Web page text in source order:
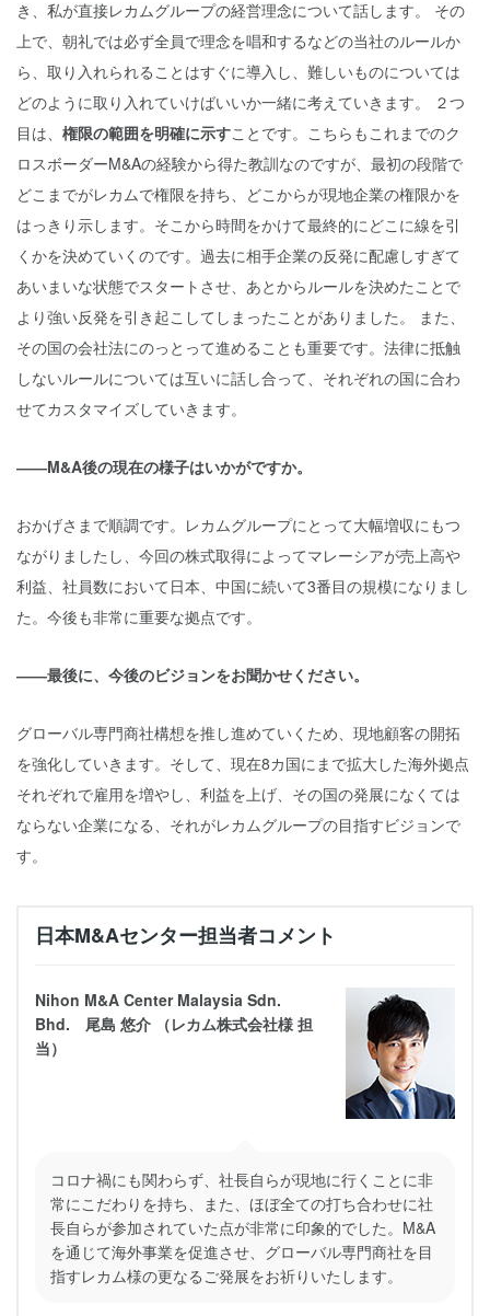
き、私が直接レカムグループの経営理念について話します。 その
上で、朝礼では必ず全員で理念を唱和するなどの当社のルールか
ら、取り入れられることはすぐに導入し、難しいものについては
どのように取り入れていけばいいか一緒に考えていきます。 ２つ
目は、 権限の範囲を明確に示すことです。こちらもこれまでのク
ロスボーダーM&Aの経験から得た教訓なのですが、最初の段階で
どこまでがレカムで権限を持ち、どこからが現地企業の権限かを
はっきり示します。そこから時間をかけて最終的にどこに線を引
くかを決めていくのです。過去に相手企業の反発に配慮しすぎて
あいまいな状態でスタートさせ、あとからルールを決めたことで
より強い反発を引き起こしてしまったことがありました。 また、
その国の会社法にのっとって進めることも重要です。法律に抵触
しないルールについては互いに話し合って、それぞれの国に合わ
せてカスタマイズしていきます。
――M&A後の現在の様子はいかがですか。
おかげさまで順調です。レカムグループにとって大幅増収にもつ
ながりましたし、今回の株式取得によってマレーシアが売上高や
利益、社員数において日本、中国に続いて3番目の規模になりまし
た。今後も非常に重要な拠点です。
――最後に、今後のビジョンをお聞かせください。
グローバル専門商社構想を推し進めていくため、現地顧客の開拓
を強化していきます。そして、現在8カ国にまで拡大した海外拠点
それぞれで雇用を増やし、利益を上げ、その国の発展になくては
ならない企業になる、それがレカムグループの目指すビジョンで
す。
日本M&Aセンター担当者コメント
Nihon M&A Center Malaysia Sdn.
Bhd. 尾島 悠介 （レカム株式会社様 担
当）
コロナ禍にも関わらず、社長自らが現地に行くことに非
常にこだわりを持ち、また、ほぼ全ての打ち合わせに社
長自らが参加されていた点が非常に印象的でした。M&A
を通じて海外事業を促進させ、グローバル専門商社を目
指すレカム様の更なるご発展をお祈りいたします。